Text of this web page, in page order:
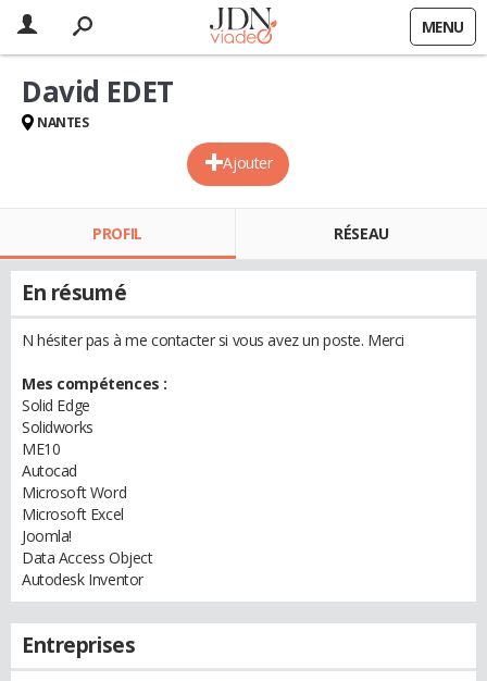
MENU
Ajouter
David EDET
NANTES
PROFIL RÉSEAU
En résumé
N hésiter pas à me contacter si vous avez un poste. Merci
Mes compétences :
Solid Edge
Solidworks
ME10
Autocad
Microsoft Word
Microsoft Excel
Joomla!
Data Access Object
Autodesk Inventor
Entreprises